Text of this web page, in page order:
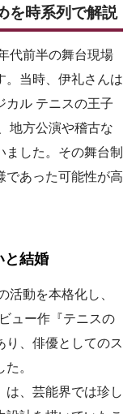
を時系列で解説
代前半の舞台現場
。当時、伊礼さんは
カル テニスの王子
地方公演や稽古な
ました。その舞台制
であった可能性が高
と結婚
活動を本格化し、
ュー作『テニスの
り、俳優としてのス
。
は、芸能界では珍し